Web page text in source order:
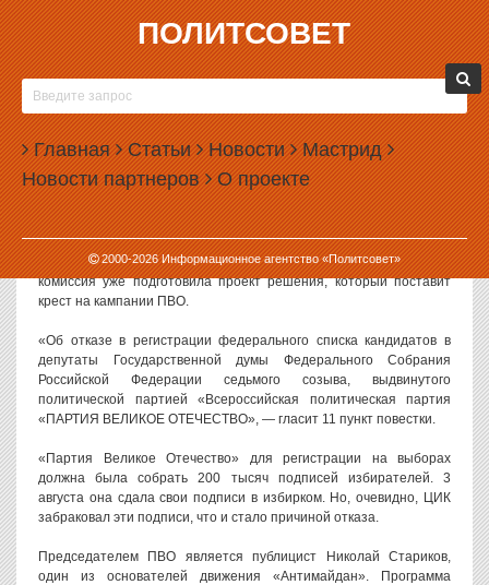
ПОЛИТСОВЕТ
Главная Статьи Новости Мастрид
Новости партнеров О проекте
2000-2026Информационное агентство «Политсовет»
12.08.2016, 08:45
«ПАРТИЮ ВЕЛИКОЕ ОТЕЧЕСТВО» СНИМАЮТ С
ВЫБОРОВ В ГОСДУМУ
«Партия Великое Отечество», которую возглавляет один из
лидеров «Антимайдана» Николай Стариков, выбывает с выборов
в Государственную думу. Центризбирком решил отказать в
регистрации этой партии.
Как следует из повестки заседания ЦИК РФ на 12 августа,
комиссия уже подготовила проект решения, который поставит
крест на кампании ПВО.
«Об отказе в регистрации федерального списка кандидатов в
депутаты Государственной думы Федерального Собрания
Российской Федерации седьмого созыва, выдвинутого
политической партией «Всероссийская политическая партия
«ПАРТИЯ ВЕЛИКОЕ ОТЕЧЕСТВО», — гласит 11 пункт повестки.
«Партия Великое Отечество» для регистрации на выборах
должна была собрать 200 тысяч подписей избирателей. 3
августа она сдала свои подписи в избирком. Но, очевидно, ЦИК
забраковал эти подписи, что и стало причиной отказа.
Председателем ПВО является публицист Николай Стариков,
один из основателей движения «Антимайдан». Программа